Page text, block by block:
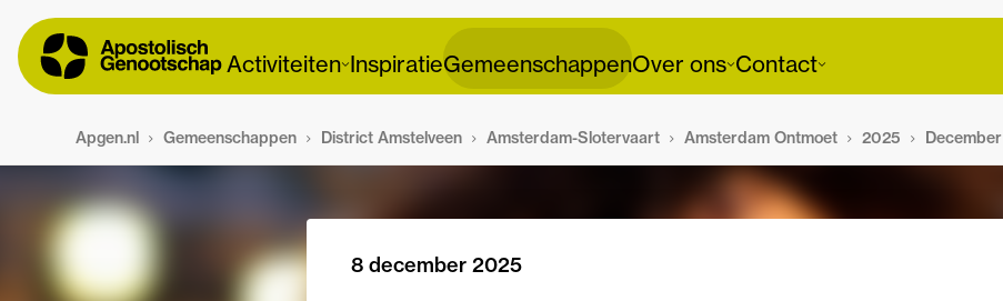
Activiteiten InspiratieGemeenschappenOver ons Contact
Apgen.nl Gemeenschappen District Amstelveen Amsterdam-Slotervaart Amsterdam Ontmoet 2025 December
8 december 2025